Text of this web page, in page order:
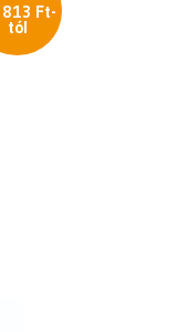
Ft-
tól